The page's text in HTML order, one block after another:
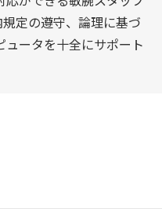
定の遵守、論理に基づ
ュータを十全にサポート